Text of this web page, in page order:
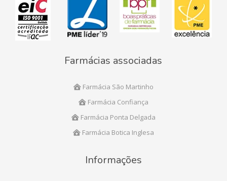
Farmácias associadas
Farmácia São Martinho
Farmácia Confiança
Farmácia Ponta Delgada
Farmácia Botica Inglesa
Informações